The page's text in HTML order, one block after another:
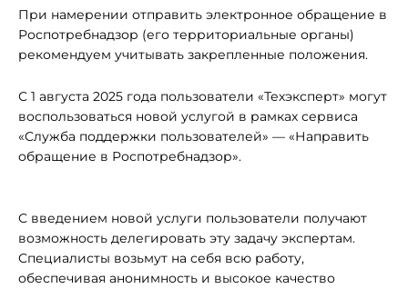
При намерении отправить электронное обращение в
Роспотребнадзор (его территориальные органы)
рекомендуем учитывать закрепленные положения.
С 1 августа 2025 года пользователи «Техэксперт» могут
воспользоваться новой услугой в рамках сервиса
«Служба поддержки пользователей» — «Направить
обращение в Роспотребнадзор».
С введением новой услуги пользователи получают
возможность делегировать эту задачу экспертам.
Специалисты возьмут на себя всю работу,
обеспечивая анонимность и высокое качество